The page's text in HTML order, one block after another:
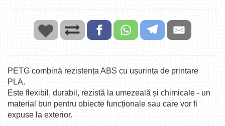
PETG combină rezistența ABS cu ușurința de printare
PLA.
Este flexibil, durabil, rezistă la umezeală și chimicale - un
material bun pentru obiecte funcționale sau care vor fi
expuse la exterior.